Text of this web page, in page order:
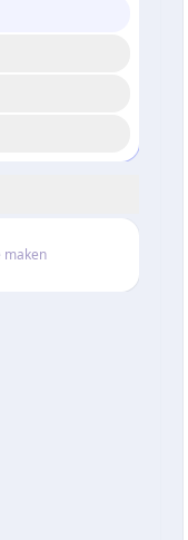
maken